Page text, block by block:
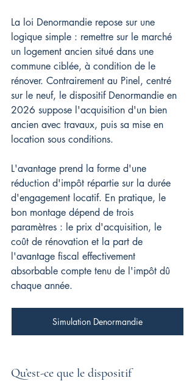
La loi Denormandie repose sur une
logique simple : remettre sur le marché
un logement ancien situé dans une
commune ciblée, à condition de le
rénover. Contrairement au Pinel, centré
sur le neuf, le dispositif Denormandie en
2026 suppose l'acquisition d'un bien
ancien avec travaux, puis sa mise en
location sous conditions.
L'avantage prend la forme d'une
réduction d'impôt répartie sur la durée
d'engagement locatif. En pratique, le
bon montage dépend de trois
paramètres : le prix d'acquisition, le
coût de rénovation et la part de
l'avantage fiscal effectivement
absorbable compte tenu de l'impôt dû
chaque année.
Simulation Denormandie
Qu’est-ce que le dispositif